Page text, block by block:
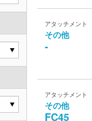
アタッチメント
その他
-
アタッチメント
その他
FC45